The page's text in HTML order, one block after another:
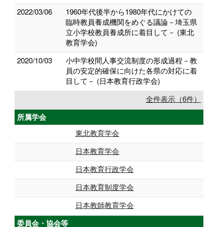
2022/03/06
1960年代後半から1980年代にかけての
臨時教員養成機関をめぐる議論－埼玉県
立小学校教員養成所に着目して－ (東北
教育学会)
2020/10/03
小中学校間人事交流制度の形成過程－教
員の安定的確保に向けた各県の対応に着
目して－ (日本教育行政学会)
全件表示（6件）
所属学会
東北教育学会
日本教育学会
日本教育行政学会
日本教育制度学会
日本教師教育学会
委員会・協会等